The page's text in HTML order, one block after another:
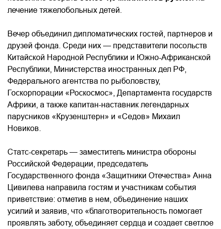
лечение тяжелобольных детей.
Вечер объединил дипломатических гостей, партнеров и
друзей фонда. Среди них — представители посольств
Китайской Народной Республики и Южно-Африканской
Республики, Министерства иностранных дел РФ,
Федерального агентства по рыболовству,
Госкорпорации «Роскосмос», Департамента государств
Африки, а также капитан-наставник легендарных
парусников «Крузенштерн» и «Седов» Михаил
Новиков.
Статс-секретарь — заместитель министра обороны
Российской Федерации, председатель
Государственного фонда «Защитники Отечества» Анна
Цивилева направила гостям и участникам события
приветствие: отметив в нем, объединение наших
усилий и заявив, что «благотворительность помогает
проявлять заботу, объединяет сердца и создает светлое